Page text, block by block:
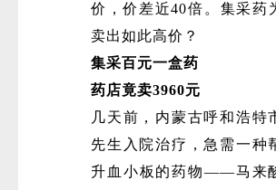
价，价差近40倍。集采药
卖出如此高价？
集采百元一盒药
药店竟卖3960元
几天前，内蒙古呼和浩特
先生入院治疗，急需一种
升血小板的药物——马来